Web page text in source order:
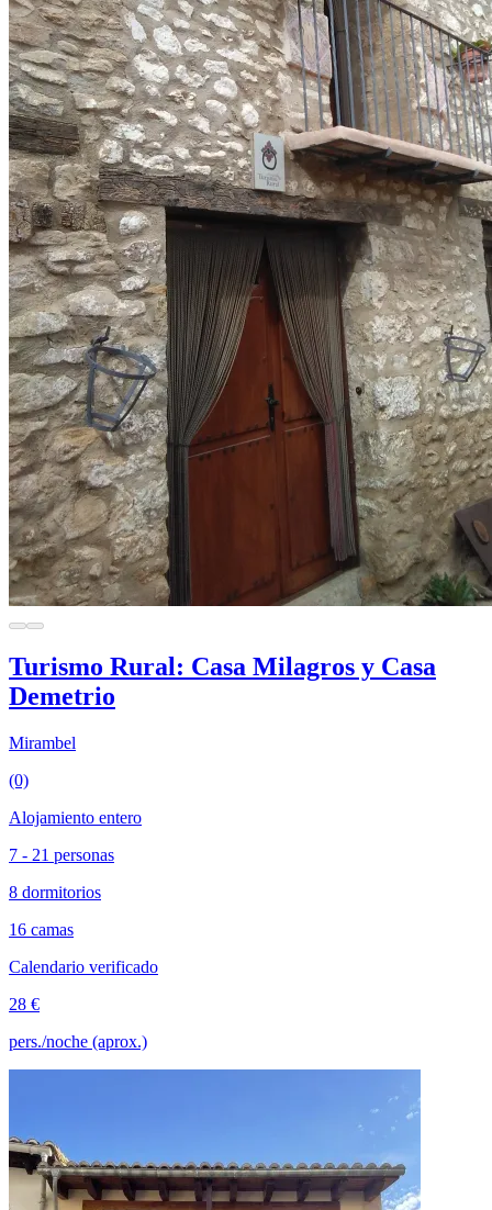
Turismo Rural: Casa Milagros y Casa
Demetrio
Mirambel
(0)
Alojamiento entero
7 - 21 personas
8 dormitorios
16 camas
Calendario verificado
28 €
pers./noche (aprox.)